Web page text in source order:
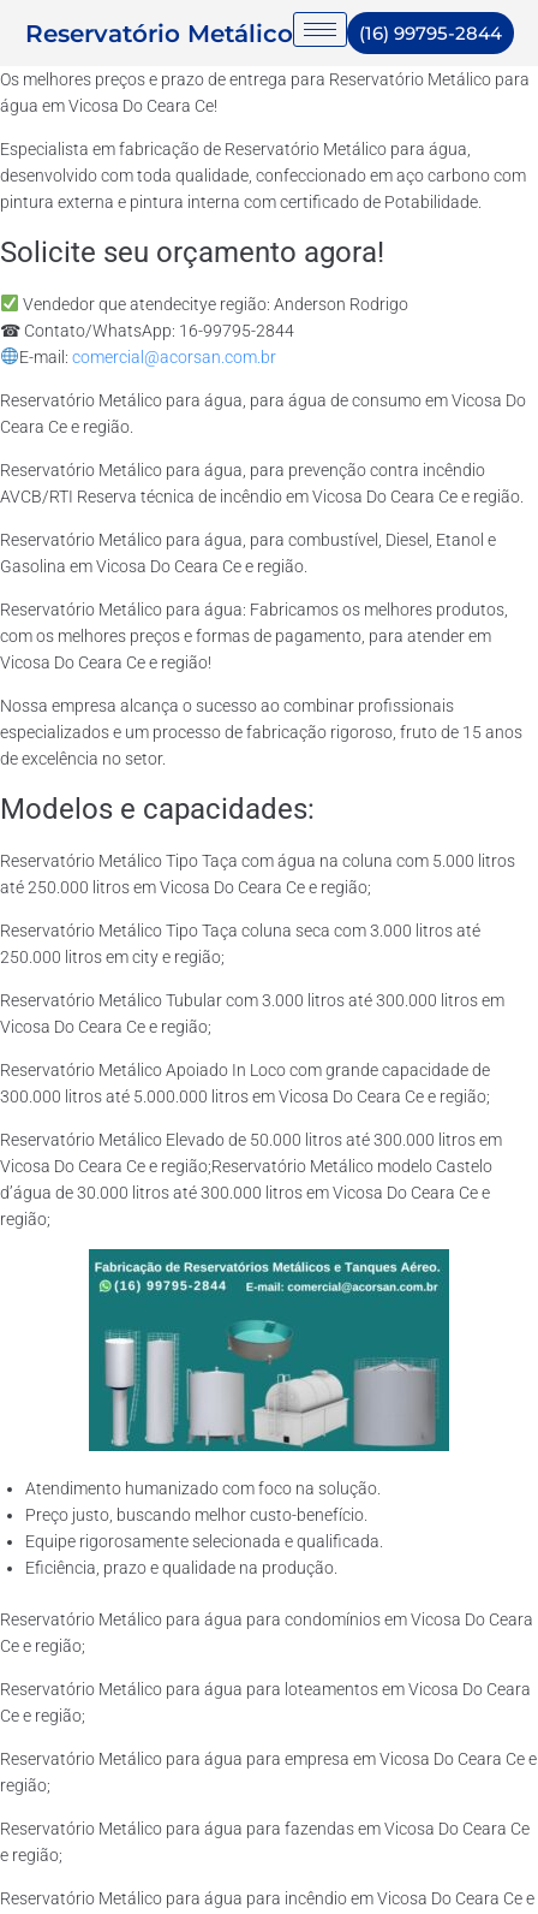
Reservatório Metálico (16) 99795-2844
Os melhores preços e prazo de entrega para Reservatório Metálico para
água em Vicosa Do Ceara Ce!
Especialista em fabricação de Reservatório Metálico para água,
desenvolvido com toda qualidade, confeccionado em aço carbono com
pintura externa e pintura interna com certificado de Potabilidade.
Solicite seu orçamento agora!
Vendedor que atendecitye região: Anderson Rodrigo
☎ Contato/WhatsApp: 16-99795-2844
E-mail: comercial@acorsan.com.br
Reservatório Metálico para água, para água de consumo em Vicosa Do
Ceara Ce e região.
Reservatório Metálico para água, para prevenção contra incêndio
AVCB/RTI Reserva técnica de incêndio em Vicosa Do Ceara Ce e região.
Reservatório Metálico para água, para combustível, Diesel, Etanol e
Gasolina em Vicosa Do Ceara Ce e região.
Reservatório Metálico para água: Fabricamos os melhores produtos,
com os melhores preços e formas de pagamento, para atender em
Vicosa Do Ceara Ce e região!
Nossa empresa alcança o sucesso ao combinar profissionais
especializados e um processo de fabricação rigoroso, fruto de 15 anos
de excelência no setor.
Modelos e capacidades:
Reservatório Metálico Tipo Taça com água na coluna com 5.000 litros
até 250.000 litros em Vicosa Do Ceara Ce e região;
Reservatório Metálico Tipo Taça coluna seca com 3.000 litros até
250.000 litros em city e região;
Reservatório Metálico Tubular com 3.000 litros até 300.000 litros em
Vicosa Do Ceara Ce e região;
Reservatório Metálico Apoiado In Loco com grande capacidade de
300.000 litros até 5.000.000 litros em Vicosa Do Ceara Ce e região;
Reservatório Metálico Elevado de 50.000 litros até 300.000 litros em
Vicosa Do Ceara Ce e região;Reservatório Metálico modelo Castelo
d’água de 30.000 litros até 300.000 litros em Vicosa Do Ceara Ce e
região;
Atendimento humanizado com foco na solução.
Preço justo, buscando melhor custo-benefício.
Equipe rigorosamente selecionada e qualificada.
Eficiência, prazo e qualidade na produção.
Reservatório Metálico para água para condomínios em Vicosa Do Ceara
Ce e região;
Reservatório Metálico para água para loteamentos em Vicosa Do Ceara
Ce e região;
Reservatório Metálico para água para empresa em Vicosa Do Ceara Ce e
região;
Reservatório Metálico para água para fazendas em Vicosa Do Ceara Ce
e região;
Reservatório Metálico para água para incêndio em Vicosa Do Ceara Ce e